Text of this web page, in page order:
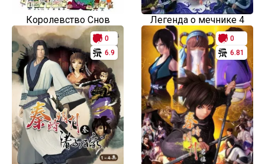
Королевство Снов Легенда о мечнике 4
0
6.9
0
6.81